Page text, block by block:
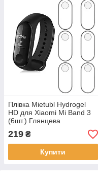
Плівка Mietubl Hydrogel
HD для Xiaomi Mi Band 3
(6шт.) Глянцева
219 ₴
Купити